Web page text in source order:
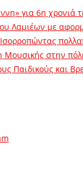
για 6η χρονιά
Λαμιέων με
Μουσικής στην
Παιδικούς και